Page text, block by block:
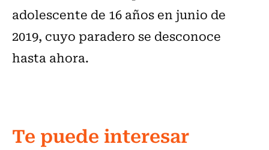
adolescente de 16 años en junio de
2019, cuyo paradero se desconoce
hasta ahora.
Te puede interesar